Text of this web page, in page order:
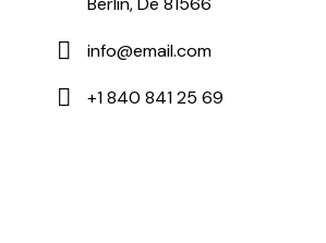
info@email.com
+1 840 841 25 69